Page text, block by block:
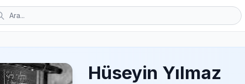
Hüseyin Yılmaz